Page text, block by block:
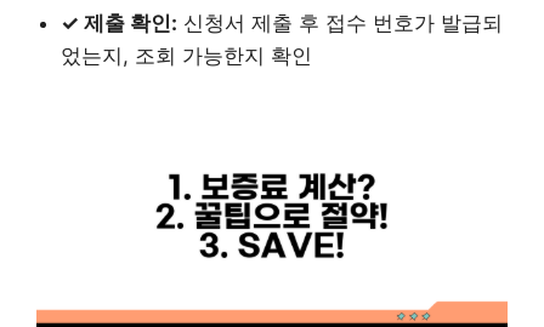
✓ 제출 확인: 신청서 제출 후 접수 번호가 발급되
었는지, 조회 가능한지 확인